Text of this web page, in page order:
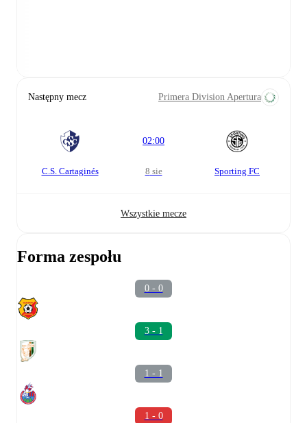
Następny mecz Primera Division Apertura
C.S. Cartaginés
02:00
8 sie Sporting FC
Wszystkie mecze
Forma zespołu
0 - 0
3 - 1
1 - 1
1 - 0